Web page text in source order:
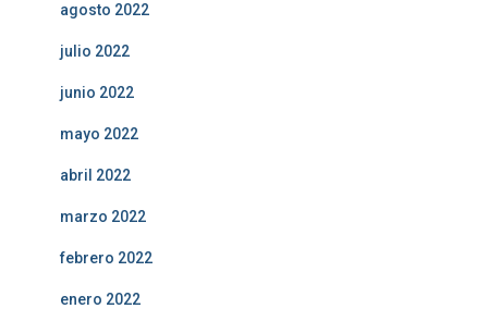
agosto 2022
julio 2022
junio 2022
mayo 2022
abril 2022
marzo 2022
febrero 2022
enero 2022